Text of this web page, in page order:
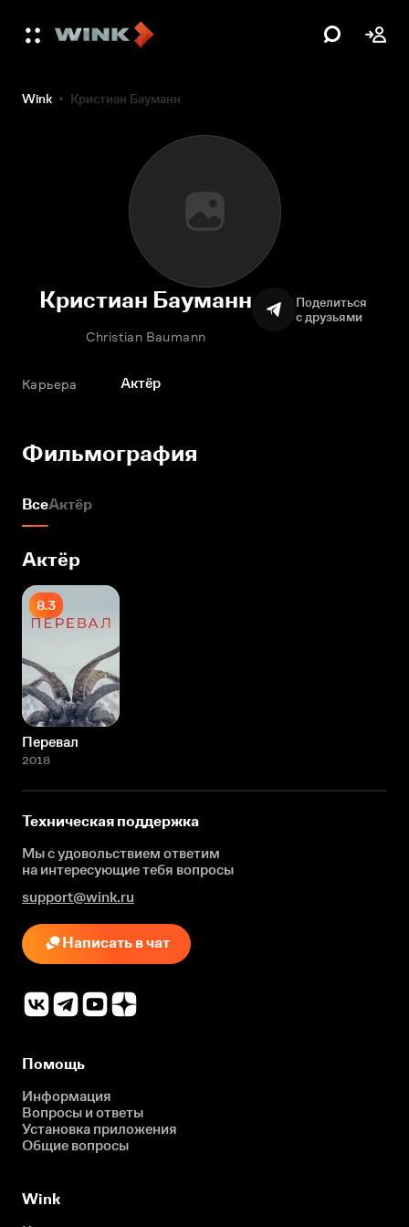
Wink Кристиан Бауманн
Кристиан Бауманн
Christian Baumann
Поделиться
с друзьями
Карьера Актёр
Фильмография
ВсеАктёр
Актёр
8.3
Перевал
2018
Техническая поддержка
Мы с удовольствием ответим
на интересующиетебя вопросы
support@wink.ru
Написать в чат
Помощь
Информация
Вопросы и ответы
Установка приложения
Общие вопросы
Wink